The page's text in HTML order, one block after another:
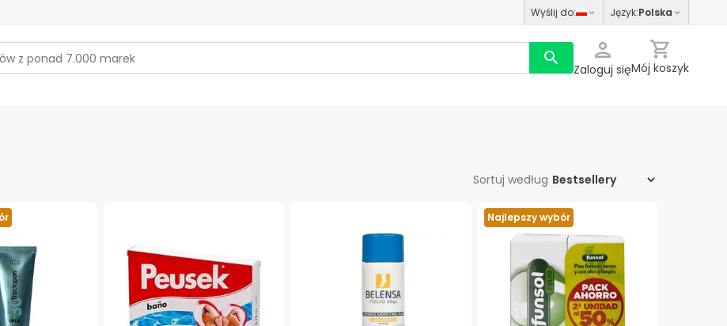
Wyślij do: Język:Polska
Zaloguj sięMój koszyk
Sortuj według
Najlepszy wybór